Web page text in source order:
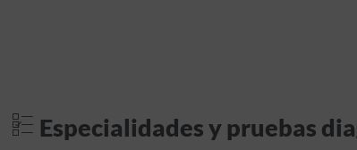
Especialidades y pruebas